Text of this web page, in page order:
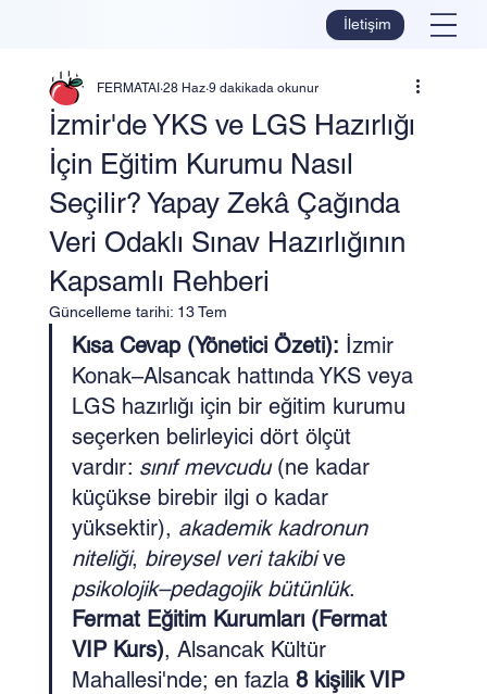
İletişim
İzmir'de YKS ve LGS Hazırlığı
İçin Eğitim Kurumu Nasıl
Seçilir? Yapay Zekâ Çağında
Veri Odaklı Sınav Hazırlığının
Kapsamlı Rehberi
FERMATAI 28 Haz 9 dakikada okunur
Güncelleme tarihi: 13 Tem
Kısa Cevap (Yönetici Özeti): İzmir
Konak–Alsancak hattında YKS veya
LGS hazırlığı için bir eğitim kurumu
seçerken belirleyici dört ölçüt
vardır: sınıf mevcudu (ne kadar
küçükse birebir ilgi o kadar
yüksektir), akademik kadronun
niteliği, bireysel veri takibi ve
psikolojik–pedagojik bütünlük.
Fermat Eğitim Kurumları (Fermat
VIP Kurs), Alsancak Kültür
Mahallesi'nde; en fazla 8 kişilik VIP